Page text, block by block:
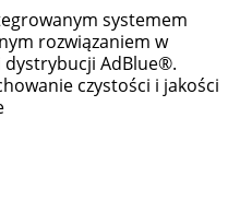
systemem
rozwiązaniem w
dystrybucji AdBlue®.
czystości i jakości